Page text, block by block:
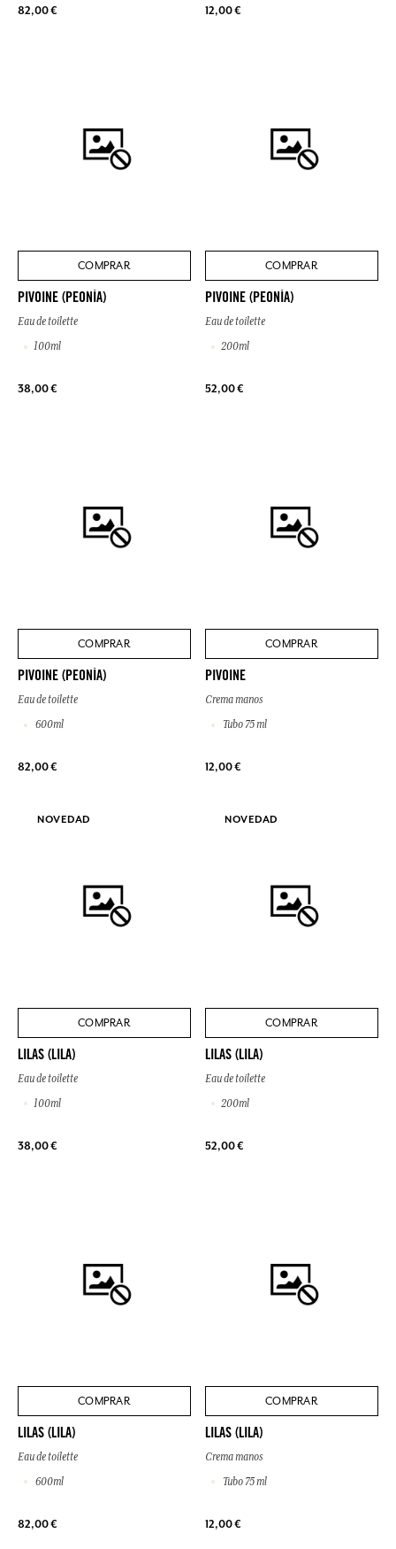
82,00 € 12,00 €
COMPRAR
PIVOINE (PEONÍA)
Eau de toilette
100ml
38,00 €
COMPRAR
PIVOINE (PEONÍA)
Eau de toilette
200ml
52,00 €
COMPRAR
PIVOINE (PEONÍA)
Eau de toilette
600ml
82,00 €
COMPRAR
PIVOINE
Crema manos
Tubo 75 ml
12,00 €
NOVEDAD
COMPRAR
LILAS (LILA)
Eau de toilette
100ml
38,00 €
NOVEDAD
COMPRAR
LILAS (LILA)
Eau de toilette
200ml
52,00 €
COMPRAR
LILAS (LILA)
Eau de toilette
600ml
82,00 €
COMPRAR
LILAS (LILA)
Crema manos
Tubo 75 ml
12,00 €